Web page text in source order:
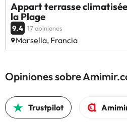
Appart terrasse
la Plage
9.4 17 opiniones
Marsella, Francia
Opiniones sobre
Trustpilot